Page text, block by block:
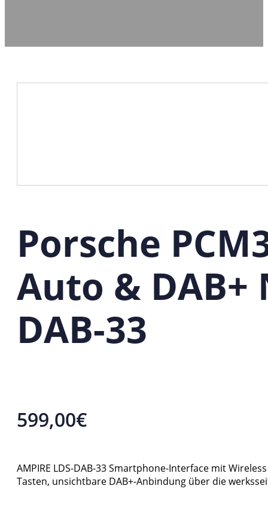
Porsche
Auto & DAB+
DAB-33
599,00€
AMPIRE LDS-DAB-33 Smartphone-Interface mit
Tasten, unsichtbare DAB+-Anbindung über die